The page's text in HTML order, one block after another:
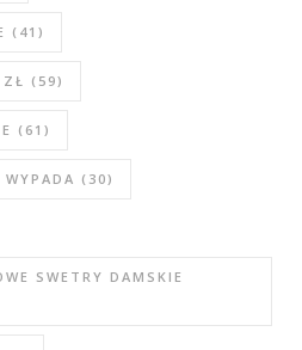
(41)
(59)
(61)
(30)
SWETRY DAMSKIE